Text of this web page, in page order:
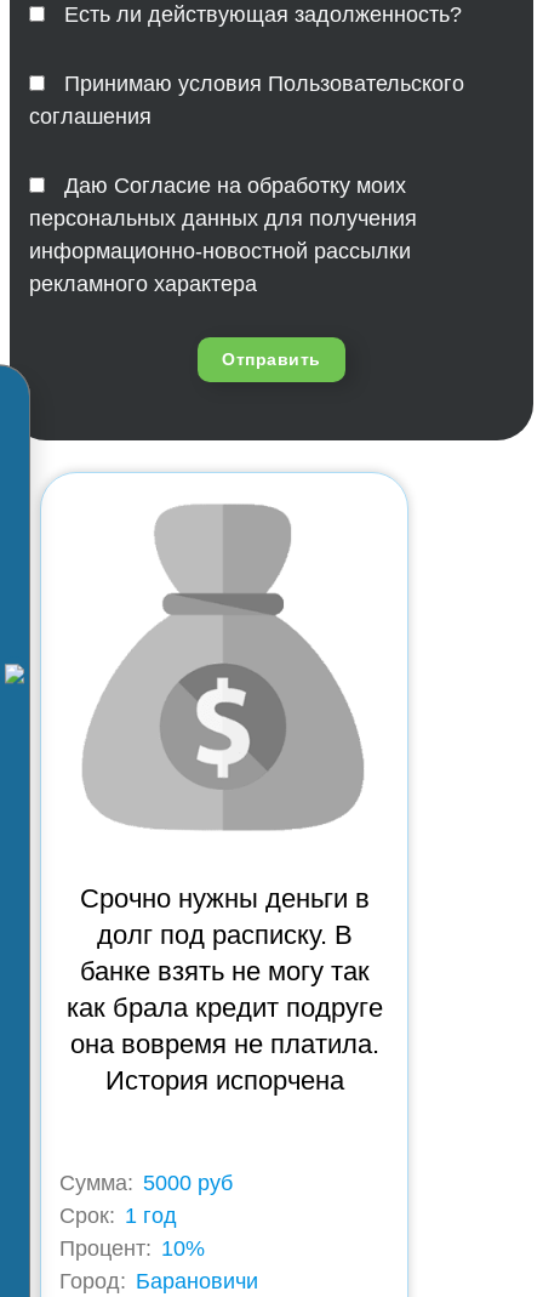
Есть ли действующая задолженность?
Принимаю условия Пользовательского
соглашения
Даю Согласие на обработку моих
персональных данных для получения
информационно-новостной рассылки
рекламного характера
Отправить
Срочно нужны деньги в
долг под расписку. В
банке взять не могу так
как брала кредит подруге
она вовремя не платила.
История испорчена
Сумма: 5000 руб
Срок: 1 год
Процент: 10%
Город: Барановичи